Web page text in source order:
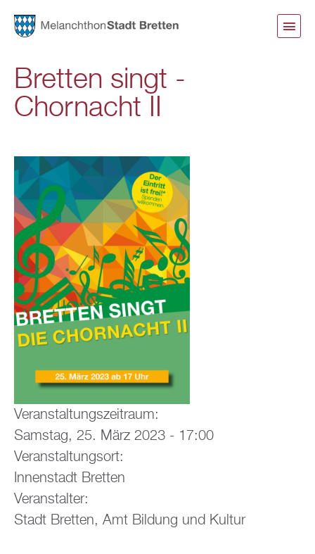
Bretten singt -
Chornacht II
Veranstaltungszeitraum:
Samstag, 25. März 2023 - 17:00
Veranstaltungsort:
Innenstadt Bretten
Veranstalter:
Stadt Bretten, Amt Bildung und Kultur